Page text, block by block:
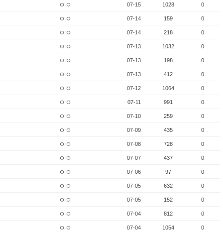
ㅇㅇ 07-15 1028 0
ㅇㅇ 07-14 159 0
ㅇㅇ 07-14 218 0
ㅇㅇ 07-13 1032 0
ㅇㅇ 07-13 198 0
ㅇㅇ 07-13 412 0
ㅇㅇ 07-12 1064 0
ㅇㅇ 07-11 991 0
ㅇㅇ 07-10 259 0
ㅇㅇ 07-09 435 0
ㅇㅇ 07-08 728 0
ㅇㅇ 07-07 437 0
ㅇㅇ 07-06 97 0
ㅇㅇ 07-05 632 0
ㅇㅇ 07-05 152 0
ㅇㅇ 07-04 812 0
ㅇㅇ 07-04 1054 0